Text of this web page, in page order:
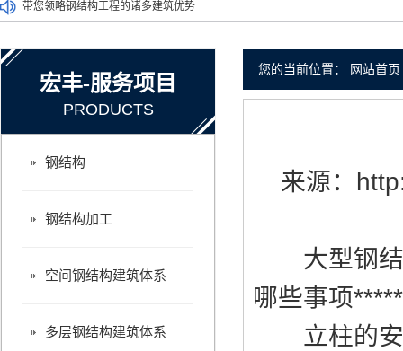
大型钢结构出现的意义是什么？
新乡钢结构工程施工期间要注意以下问题
钢结构如何如期完成？大型钢结构制作安装厂来介绍
您的当前位置： 网站首页
来源：
大型钢结
哪些事项
立柱的安
宏丰-服务项目
PRODUCTS
钢结构
钢结构加工
空间钢结构建筑体系
多层钢结构建筑体系